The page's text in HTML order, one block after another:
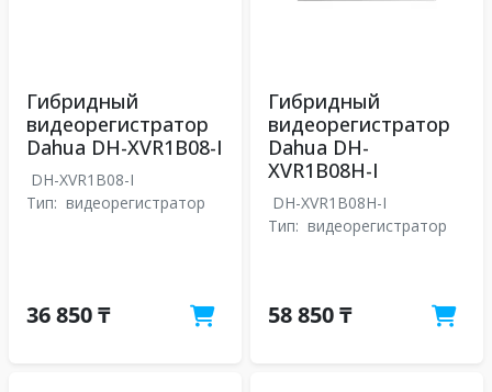
Гибридный
видеорегистратор
Dahua DH-XVR1B08-I
DH-XVR1B08-I
Тип: видеорегистратор
36 850 ₸
Гибридный
видеорегистратор
Dahua DH-
XVR1B08H-I
DH-XVR1B08H-I
Тип: видеорегистратор
58 850 ₸